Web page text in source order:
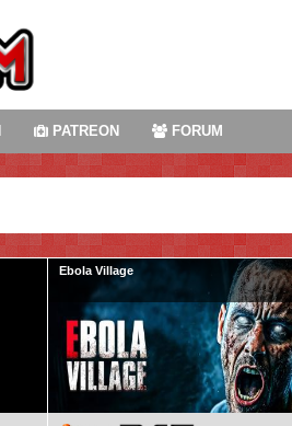
PATREON FORUM
Ebola Village